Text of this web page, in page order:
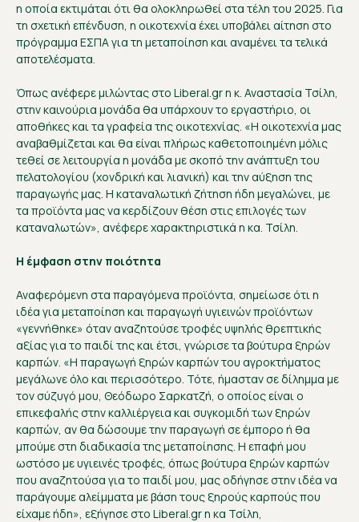
η οποία εκτιμάται ότι θα ολοκληρωθεί στα τέλη του 2025. Για
τη σχετική επένδυση, η οικοτεχνία έχει υποβάλει αίτηση στο
πρόγραμμα ΕΣΠΑ για τη μεταποίηση και αναμένει τα τελικά
αποτελέσματα.
Όπως ανέφερε μιλώντας στο Liberal.gr η κ. Αναστασία Τσίλη,
στην καινούρια μονάδα θα υπάρχουν το εργαστήριο, οι
αποθήκες και τα γραφεία της οικοτεχνίας. «Η οικοτεχνία μας
αναβαθμίζεται και θα είναι πλήρως καθετοποιημένη μόλις
τεθεί σε λειτουργία η μονάδα με σκοπό την ανάπτυξη του
πελατολογίου (χονδρική και λιανική) και την αύξηση της
παραγωγής μας. Η καταναλωτική ζήτηση ήδη μεγαλώνει, με
τα προϊόντα μας να κερδίζουν θέση στις επιλογές των
καταναλωτών», ανέφερε χαρακτηριστικά η κα. Τσίλη.
Η έμφαση στην ποιότητα
Αναφερόμενη στα παραγόμενα προϊόντα, σημείωσε ότι η
ιδέα για μεταποίηση και παραγωγή υγιεινών προϊόντων
«γεννήθηκε» όταν αναζητούσε τροφές υψηλής θρεπτικής
αξίας για το παιδί της και έτσι, γνώρισε τα βούτυρα ξηρών
καρπών. «Η παραγωγή ξηρών καρπών του αγροκτήματος
μεγάλωνε όλο και περισσότερο. Τότε, ήμασταν σε δίλημμα με
τον σύζυγό μου, Θεόδωρο Σαρκατζή, ο οποίος είναι ο
επικεφαλής στην καλλιέργεια και συγκομιδή των ξηρών
καρπών, αν θα δώσουμε την παραγωγή σε έμπορο ή θα
μπούμε στη διαδικασία της μεταποίησης. Η επαφή μου
ωστόσο με υγιεινές τροφές, όπως βούτυρα ξηρών καρπών
που αναζητούσα για το παιδί μου, μας οδήγησε στην ιδέα να
παράγουμε αλείμματα με βάση τους ξηρούς καρπούς που
είχαμε ήδη», εξήγησε στο Liberal.gr η κα Τσίλη,